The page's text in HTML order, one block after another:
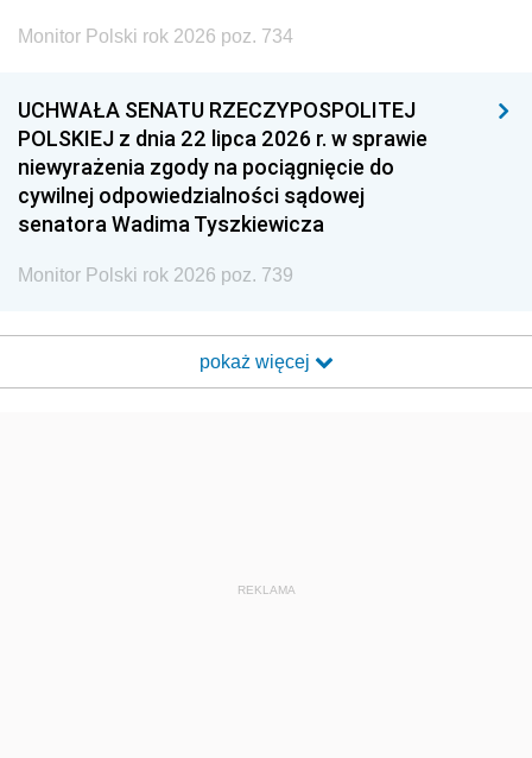
Monitor Polski rok 2026 poz. 734
UCHWAŁA SENATU RZECZYPOSPOLITEJ
POLSKIEJ z dnia 22 lipca 2026 r. w sprawie
niewyrażenia zgody na pociągnięcie do
cywilnej odpowiedzialności sądowej
senatora Wadima Tyszkiewicza
Monitor Polski rok 2026 poz. 739
pokaż więcej
REKLAMA